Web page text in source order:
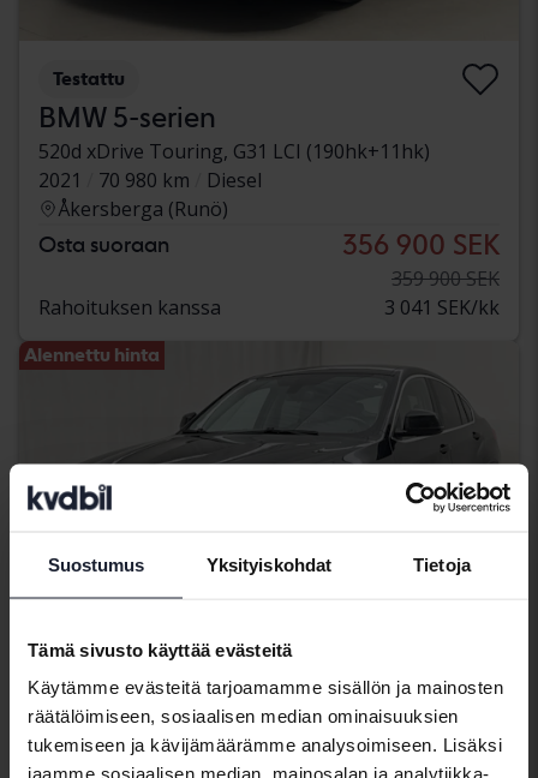
Suostumus Yksityiskohdat Tietoja
Tämä sivusto käyttää evästeitä
Käytämme evästeitä tarjoamamme sisällön ja mainosten
räätälöimiseen, sosiaalisen median ominaisuuksien
tukemiseen ja kävijämäärämme analysoimiseen. Lisäksi
jaamme sosiaalisen median, mainosalan ja analytiikka-
Testattu
BMW 5-serien
520d xDrive Touring, G31 LCI (190hk+11hk)
2021
70 980 km
Diesel
Åkersberga (Runö)
Osta suoraan 356 900 SEK
359 900 SEK
Rahoituksen kanssa
3 041 SEK/kk
Alennettu hinta
Testattu
BMW X4